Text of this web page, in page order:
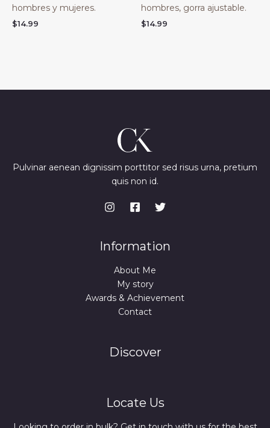
hombres y mujeres.
$14.99
hombres, gorra ajustable.
$14.99
Pulvinar aenean dignissim porttitor sed risus urna, pretium
quis non id.
Information
About Me
My story
Awards & Achievement
Contact
Discover
Locate Us